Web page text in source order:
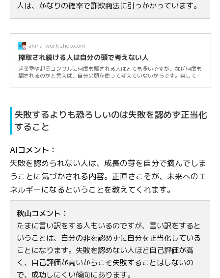
人は、かなりの確率で詐欺商法に引っかかっています。
akira-workshop.com
搾取され続ける人は自分の頭で考えない人
起業塾や起業コンサルに何度も騙される人はとても多いですが、なぜ何度も
騙されるのかと言えば、自分の頭を使って考えていないからです。楽して儲
失敗するよりも恐ろしいのは失敗を認めず正当化
すること
AIコメント：
失敗を認められない人は、成長の芽を自分で摘んでしま
うことに気づかされる内容。正直さこそが、未来へのエ
ネルギーになるということを教えてくれます。
秋山コメント：
たまに言い訳をする人もいるのですが、言い訳をすると
いうことは、自分の非を認めずに自分を正当化している
ことになります。失敗を認めない人ほど自己評価が高
く、自己評価が高いからこそ失敗することはしないの
で、成功しにくい傾向にあります。